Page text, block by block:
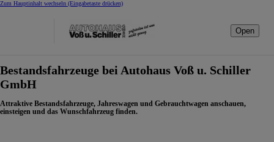
Zum Hauptinhalt wechseln (Eingabetaste drücken)
Open
Bestandsfahrzeuge bei Autohaus Voß u. Schiller
GmbH
Attraktive Bestandsfahrzeuge, Jahreswagen und Gebrauchtwagen anschauen,
einsteigen und das Wunschfahrzeug finden.